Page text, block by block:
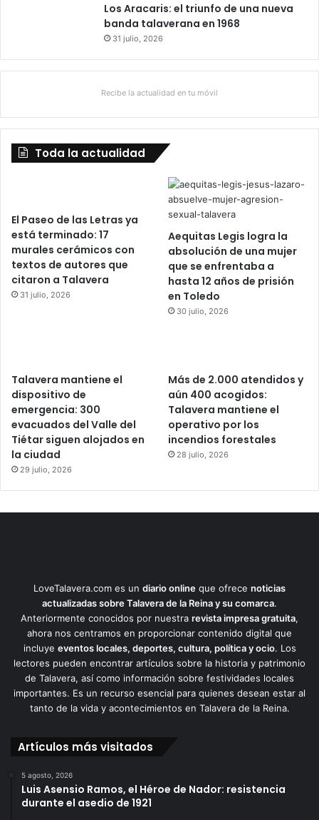
Los Aracaris: el triunfo de una nueva
banda talaverana en 1968
31 julio, 2026
Recibe la actualidad en tu móvil
Toda la actualidad
El Paseo de las Letras ya
está terminado: 17
murales cerámicos con
textos de autores que
citaron a Talavera
31 julio, 2026
Aequitas Legis logra la
absolución de una mujer
que se enfrentaba a
hasta 12 años de prisión
en Toledo
30 julio, 2026
Talavera mantiene el
dispositivo de
emergencia: 300
evacuados del Valle del
Tiétar siguen alojados en
la ciudad
29 julio, 2026
Más de 2.000 atendidos y
aún 400 acogidos:
Talavera mantiene el
operativo por los
incendios forestales
28 julio, 2026
LoveTalavera.com es un diario online que ofrece noticias
actualizadas sobre Talavera de la Reina y su comarca.
Anteriormente conocidos por nuestra revista impresa gratuita,
ahora nos centramos en proporcionar contenido digital que
incluye eventos locales, deportes, cultura, política y ocio. Los
lectores pueden encontrar artículos sobre la historia y patrimonio
de Talavera, así como información sobre festividades locales
importantes. Es un recurso esencial para quienes desean estar al
tanto de la vida y acontecimientos en Talavera de la Reina.
Artículos más visitados
5 agosto, 2026
Luis Asensio Ramos, el Héroe de Nador: resistencia
durante el asedio de 1921